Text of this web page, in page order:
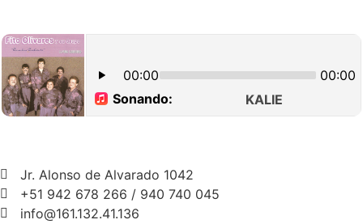
Jr. Alonso de Alvarado 1042
+51 942 678 266 / 940 740 045
info@161.132.41.136